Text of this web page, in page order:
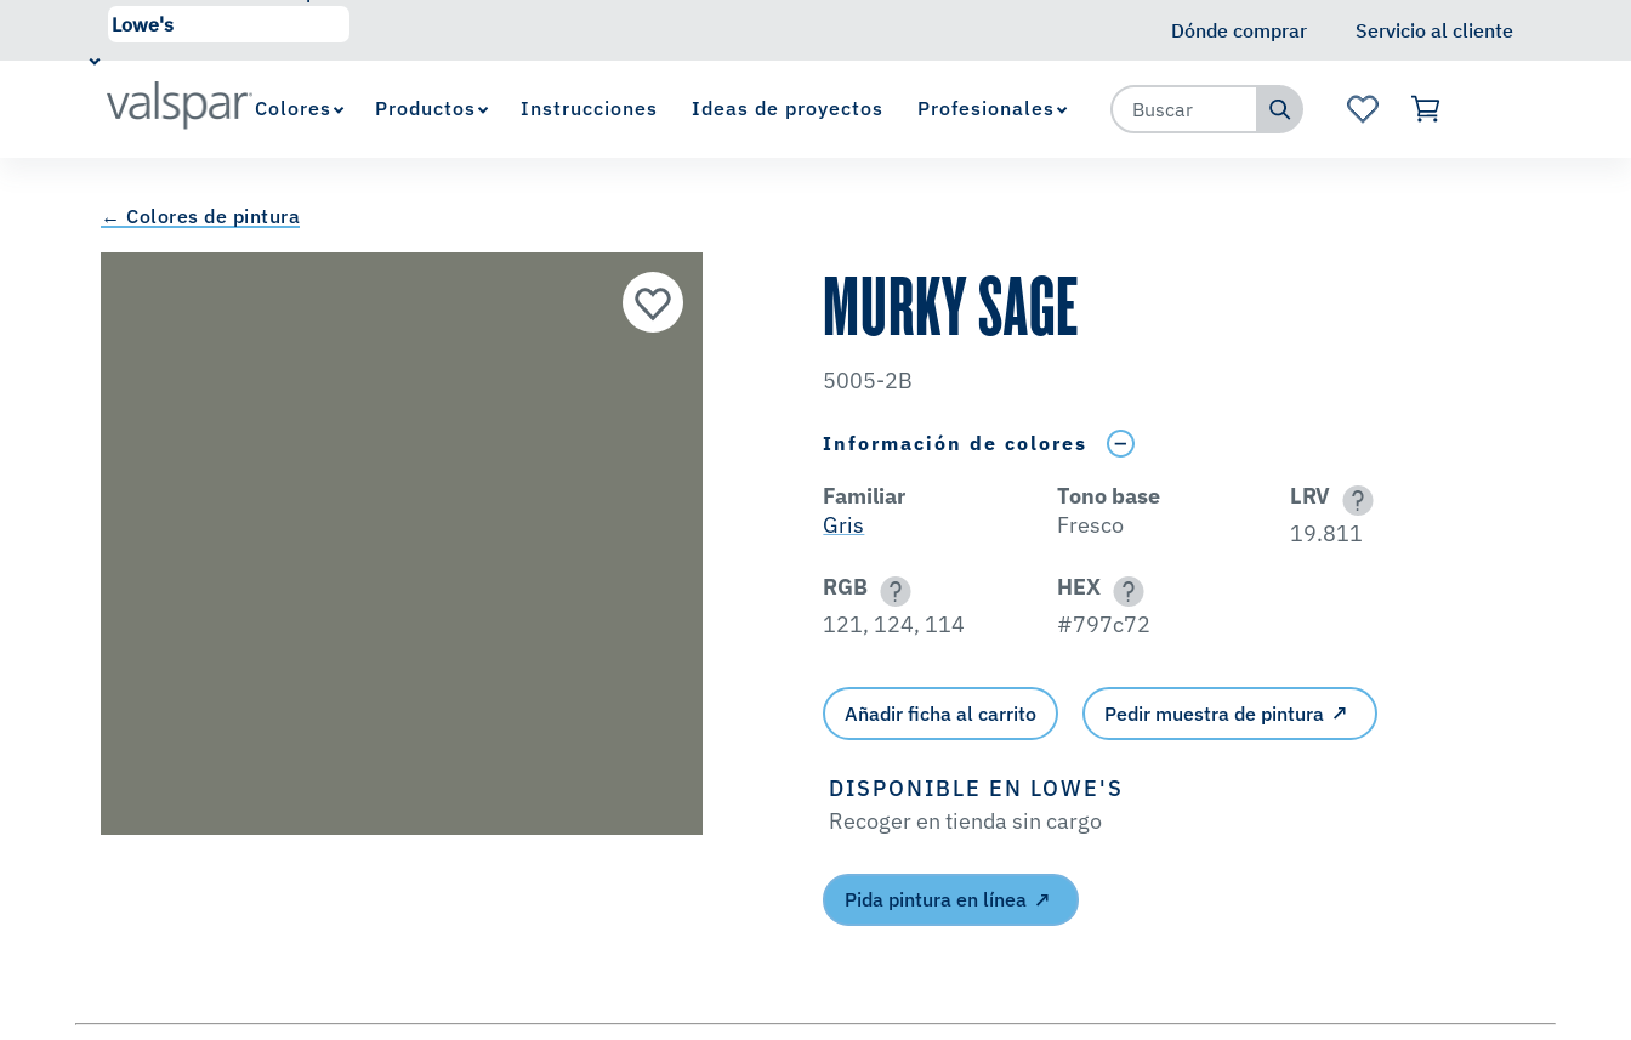
Dónde comprar
Servicio al cliente
Colores Productos Instrucciones Ideas de proyectos Profesionales
← Colores de pintura
MURKY SAGE
5005-2B
Información de colores
Familiar
Gris
Tono base
Fresco
LRV
19.811
RGB
121, 124, 114
HEX
#797c72
Añadir ficha al carrito Pedir muestra de pintura
DISPONIBLE EN LOWE'S
Recoger en tienda sin cargo
Pida pintura en línea